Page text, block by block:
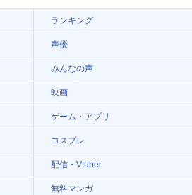
ランキング
声優
みんなの声
映画
ゲーム・アプリ
コスプレ
配信・Vtuber
無料マンガ